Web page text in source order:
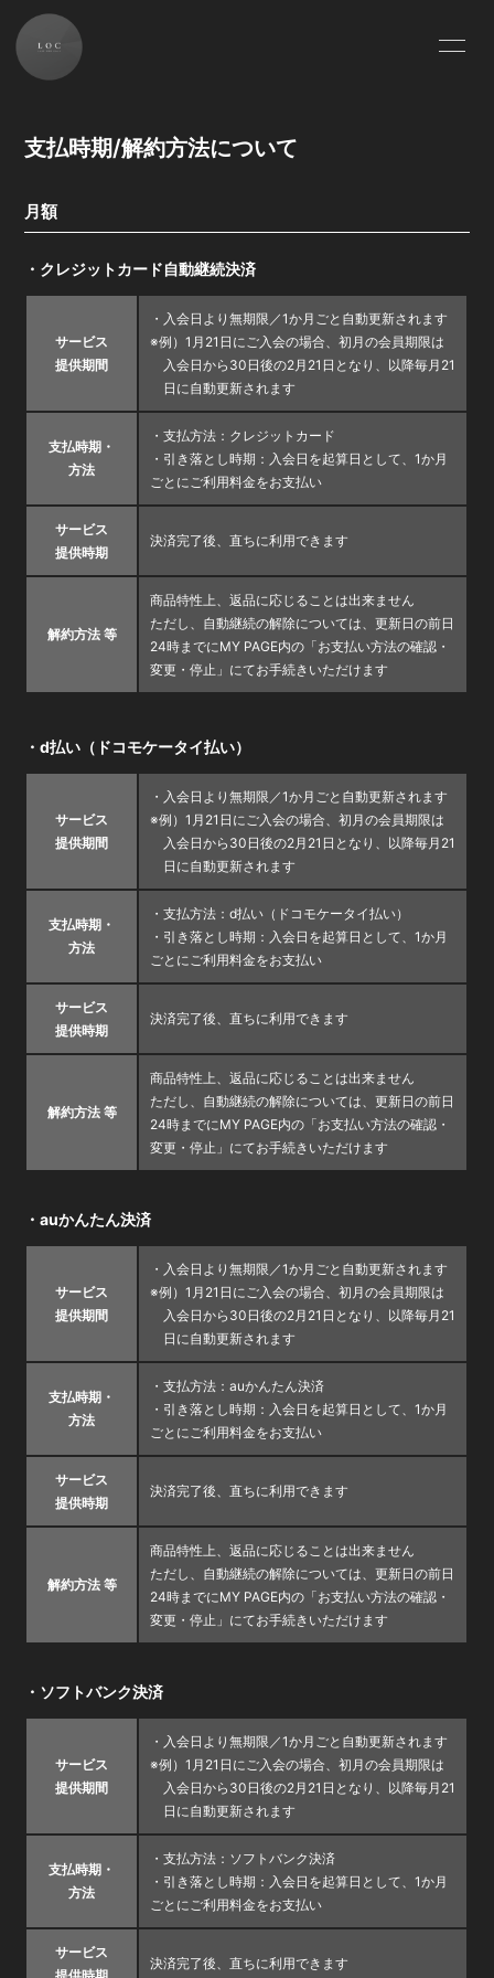
SCHEDULE PROFILE
VIDEO
FC MOVIE FC PHOTO
会員登録 ログイン
支払時期/解約方法について
月額
・クレジットカード自動継続決済
サービス
提供期間
・入会日より無期限／1か月ごと自動更新されます
※例）1月21日にご入会の場合、初月の会員期限は
入会日から30日後の2月21日となり、以降毎月21
日に自動更新されます
支払時期・
方法
・支払方法：クレジットカード
・引き落とし時期：入会日を起算日として、1か月
ごとにご利用料金をお支払い
サービス
提供時期
決済完了後、直ちに利用できます
解約方法 等
商品特性上、返品に応じることは出来ません
ただし、自動継続の解除については、更新日の前日
24時までにMY PAGE内の「お支払い方法の確認・
変更・停止」にてお手続きいただけます
・d払い（ドコモケータイ払い）
サービス
提供期間
・入会日より無期限／1か月ごと自動更新されます
※例）1月21日にご入会の場合、初月の会員期限は
入会日から30日後の2月21日となり、以降毎月21
日に自動更新されます
支払時期・
方法
・支払方法：d払い（ドコモケータイ払い）
・引き落とし時期：入会日を起算日として、1か月
ごとにご利用料金をお支払い
サービス
提供時期
決済完了後、直ちに利用できます
解約方法 等
商品特性上、返品に応じることは出来ません
ただし、自動継続の解除については、更新日の前日
24時までにMY PAGE内の「お支払い方法の確認・
変更・停止」にてお手続きいただけます
・auかんたん決済
サービス
提供期間
・入会日より無期限／1か月ごと自動更新されます
※例）1月21日にご入会の場合、初月の会員期限は
入会日から30日後の2月21日となり、以降毎月21
日に自動更新されます
支払時期・
方法
・支払方法：auかんたん決済
・引き落とし時期：入会日を起算日として、1か月
ごとにご利用料金をお支払い
サービス
提供時期
決済完了後、直ちに利用できます
解約方法 等
商品特性上、返品に応じることは出来ません
ただし、自動継続の解除については、更新日の前日
24時までにMY PAGE内の「お支払い方法の確認・
変更・停止」にてお手続きいただけます
・ソフトバンク決済
サービス
提供期間
・入会日より無期限／1か月ごと自動更新されます
※例）1月21日にご入会の場合、初月の会員期限は
入会日から30日後の2月21日となり、以降毎月21
日に自動更新されます
支払時期・
方法
・支払方法：ソフトバンク決済
・引き落とし時期：入会日を起算日として、1か月
ごとにご利用料金をお支払い
サービス
決済完了後、直ちに利用できます